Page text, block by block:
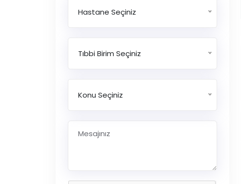
Hastane Seçiniz
Tıbbi Birim Seçiniz
Konu Seçiniz